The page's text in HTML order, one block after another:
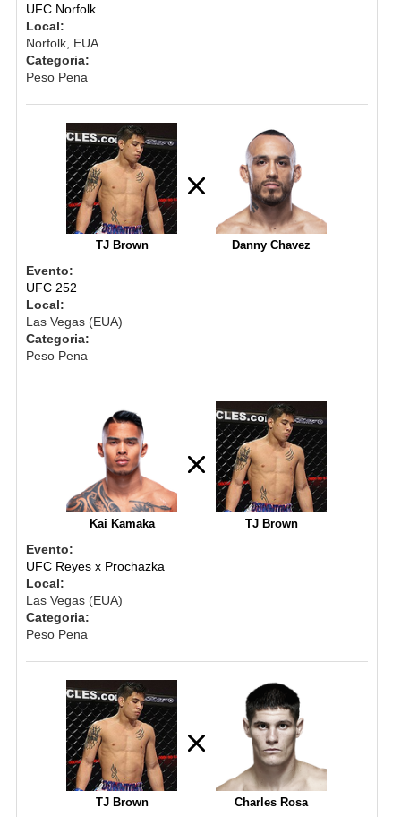
UFC Norfolk
Local:
Norfolk, EUA
Categoria:
Peso Pena
TJ Brown Danny Chavez
Evento:
UFC 252
Local:
Las Vegas (EUA)
Categoria:
Peso Pena
Kai Kamaka TJ Brown
Evento:
UFC Reyes x Prochazka
Local:
Las Vegas (EUA)
Categoria:
Peso Pena
TJ Brown Charles Rosa